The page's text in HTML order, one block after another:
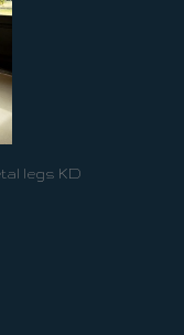
legs KD